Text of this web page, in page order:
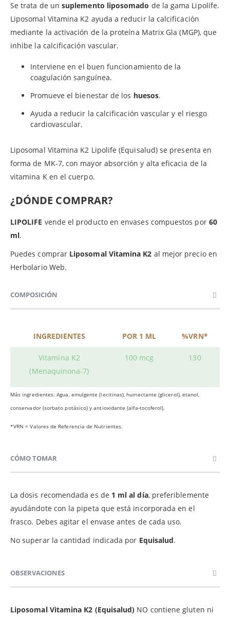
Se trata de unsuplemento liposomado de la gama Lipolife.
Liposomal Vitamina K2 ayuda a reducir la calcificación
mediante la activación de la proteína Matrix Gla (MGP), que
inhibe la calcificación vascular.
Interviene en el buen funcionamiento de la
coagulación sanguínea.
Promueve el bienestar de los huesos.
Ayuda a reducir la calcificación vascular y el riesgo
cardiovascular.
Liposomal Vitamina K2 Lipolife (Equisalud) se presenta en
forma de MK-7, con mayor absorción y alta eficacia de la
vitamina K en el cuerpo.
¿DÓNDE COMPRAR?
LIPOLIFE vende el producto en envases compuestos por 60
ml.
Puedes comprar Liposomal Vitamina K2 al mejor precio en
Herbolario Web.
COMPOSICIÓN
INGREDIENTES POR 1 ML %VRN*
Vitamina K2
(Menaquinona-7)
100 mcg 130
Más ingredientes: Agua, emulgente (lecitinas), humectante (glicerol), etanol,
conservador (sorbato potásico) y antioxidante (alfa-tocoferol).
*VRN = Valores de Referencia de Nutrientes.
CÓMO TOMAR
La dosis recomendada es de 1 ml al día, preferiblemente
ayudándote con la pipeta que está incorporada en el
frasco. Debes agitar el envase antes de cada uso.
No superar la cantidad indicada por Equisalud.
OBSERVACIONES
Liposomal Vitamina K2 (Equisalud) NO contiene gluten ni